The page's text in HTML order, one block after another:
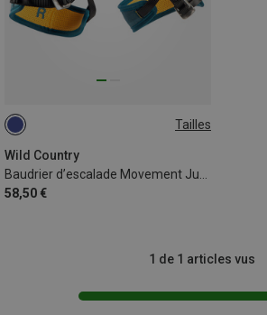
Tailles
Wild Country
58,50 €
51-64CM
1 de 1 articles vus